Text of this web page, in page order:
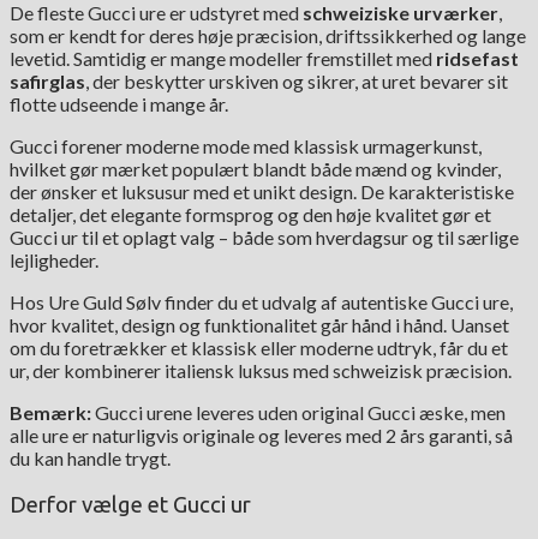
De fleste Gucci ure er udstyret med schweiziske urværker,
som er kendt for deres høje præcision, driftssikkerhed og lange
levetid. Samtidig er mange modeller fremstillet med ridsefast
safirglas, der beskytter urskiven og sikrer, at uret bevarer sit
flotte udseende i mange år.
Gucci forener moderne mode med klassisk urmagerkunst,
hvilket gør mærket populært blandt både mænd og kvinder,
der ønsker et luksusur med et unikt design. De karakteristiske
detaljer, det elegante formsprog og den høje kvalitet gør et
Gucci ur til et oplagt valg – både som hverdagsur og til særlige
lejligheder.
Hos Ure Guld Sølv finder du et udvalg af autentiske Gucci ure,
hvor kvalitet, design og funktionalitet går hånd i hånd. Uanset
om du foretrækker et klassisk eller moderne udtryk, får du et
ur, der kombinerer italiensk luksus med schweizisk præcision.
Bemærk:Gucci urene leveres uden original Gucci æske, men
alle ure er naturligvis originale og leveres med 2 års garanti, så
du kan handle trygt.
Derfor vælge et Gucci ur